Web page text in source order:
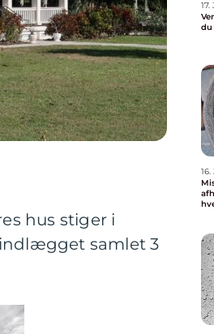
hus stiger i
samlet 3
17.
du
16.